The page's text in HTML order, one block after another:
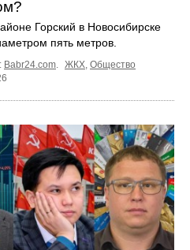
Горский в Новосибирске
пять метров.
Babr24.com ЖКХ Общество